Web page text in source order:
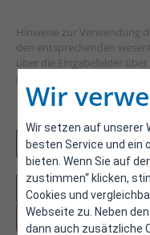
Wir
Wir setzen auf unserer
besten Service und ein
bieten. Wenn Sie auf
zustimmen“ klicken,
Cookies und
Webseite zu. Neben
dann auch zusätzliche
Hinweise zur Verwendung
den entsprechenden
über die Eingabefelder
gefilterte Liste kann am
Filter